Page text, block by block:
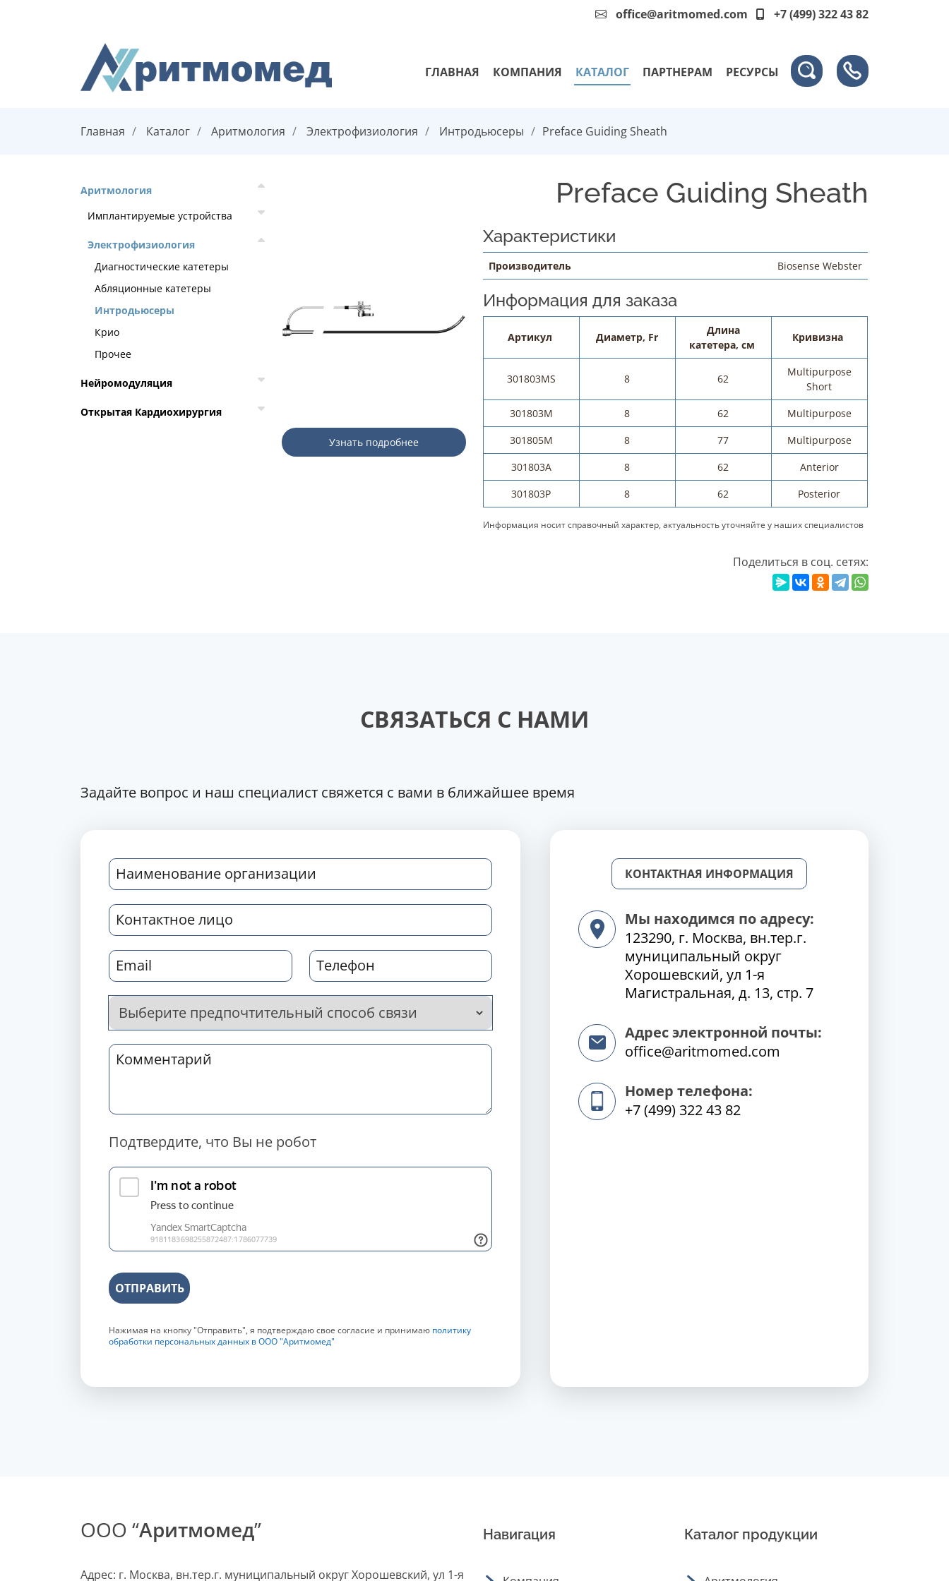
office@aritmomed.com +7 (499) 322 43 82
ГЛАВНАЯ КОМПАНИЯ КАТАЛОГ ПАРТНЕРАМ РЕСУРСЫ
Главная Каталог Аритмология Электрофизиология Интродьюсеры Preface Guiding Sheath
Аритмология
Имплантируемые устройства
Электрофизиология
Диагностические катетеры
Абляционные катетеры
Интродьюсеры
Крио
Прочее
Нейромодуляция
Открытая Кардиохирургия
Preface Guiding Sheath
Узнать подробнее
Характеристики
Производитель Biosense Webster
Информация для заказа
Артикул Диаметр, Fr
Длина
катетера, см
Кривизна
301803MS 8 62
Multipurpose
Short
301803M
8 62
Multipurpose
301805M
8 77
Multipurpose
301803A
8 62
Anterior
301803P
8 62 Posterior
Информация носит справочный характер, актуальность уточняйте у наших специалистов
Поделиться в соц. сетях:
СВЯЗАТЬСЯ С НАМИ
Задайте вопрос и наш специалист свяжется с вами в ближайшее время
Подтвердите, что Вы не робот
ОТПРАВИТЬ
Нажимая на кнопку "Отправить", я подтверждаю свое согласие и принимаю политику
обработки персональных данных в ООО "Аритмомед"
КОНТАКТНАЯ ИНФОРМАЦИЯ
Мы находимся по адресу:
123290, г. Москва, вн.тер.г.
муниципальный округ
Хорошевский, ул 1-я
Магистральная, д. 13, стр. 7
Адрес электронной почты:
office@aritmomed.com
Номер телефона:
+7 (499) 322 43 82
ООО “Аритмомед”
Адрес: г. Москва, вн.тер.г. муниципальный округ Хорошевский, ул 1-я
Навигация Каталог продукции